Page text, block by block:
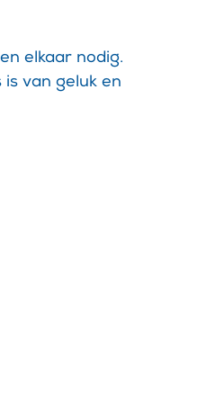
elkaar nodig.
van geluk en